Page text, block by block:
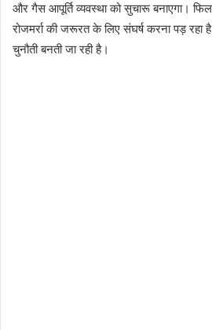
और गैस आपूर्ति व्यवस्था को सुचारू बनाएगा।
रोजमर्रा की जरूरत के लिए संघर्ष करना पड़ रहा
चुनौती बनती जा रही है।